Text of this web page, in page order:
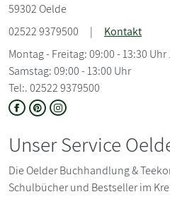
59302 Oelde
02522 9379500
|
Kontakt
Montag - Freitag: 09:00 - 13:30 Uhr
Samstag: 09:00 - 13:00 Uhr
Tel:. 02522 9379500
Unser Service
Die Oelder Buchhandlung &
Schulbücher und Bestseller im